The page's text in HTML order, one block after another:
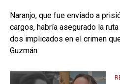
Naranjo, que fue enviado a
cargos, habría asegurado la
dos implicados en el crimen
Guzmán.